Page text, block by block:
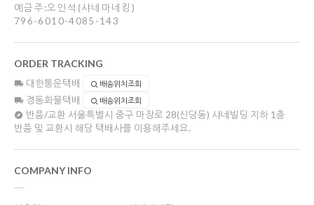
예금주:오인석(샤네마네킹)
796-6010-4085-143
ORDER TRACKING
대한통운택배 배송위치조회
경동화물택배 배송위치조회
반품/교환 서울특별시 중구 마장로 28(신당동) 샤네빌딩 지하 1층
반품 및 교환시 해당 택배사를 이용해주세요.
COMPANY INFO